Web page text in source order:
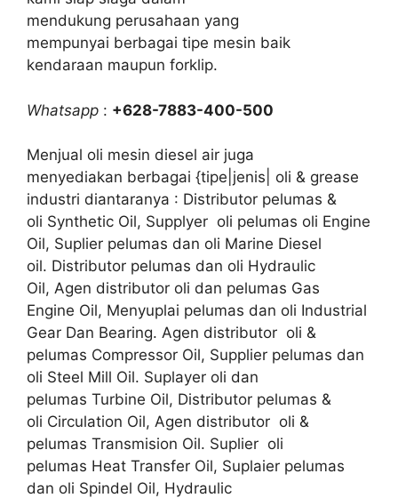
mendukung perusahaan yang
mempunyai berbagai tipe mesin baik
kendaraan maupun forklip.
Whatsapp : +628-7883-400-500
Menjual oli mesin diesel air juga
menyediakan berbagai {tipe|jenis| oli & grease
industri diantaranya : Distributor pelumas &
oli Synthetic Oil, Supplyer oli pelumas oli Engine
Oil, Suplier pelumas dan oli Marine Diesel
oil. Distributor pelumas dan oli Hydraulic
Oil, Agen distributor oli dan pelumas Gas
Engine Oil, Menyuplai pelumas dan oli Industrial
Gear Dan Bearing. Agen distributor oli &
pelumas Compressor Oil, Supplier pelumas dan
oli Steel Mill Oil. Suplayer oli dan
pelumas Turbine Oil, Distributor pelumas &
oli Circulation Oil, Agen distributor oli &
pelumas Transmision Oil. Suplier oli
pelumas Heat Transfer Oil, Suplaier pelumas
dan oli Spindel Oil, Hydraulic